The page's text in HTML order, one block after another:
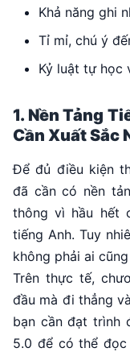
Khả năng ghi
Tỉ mỉ, chú ý
Kỷ luật tự học
1. Nền Tảng
Cần Xuất Sắc
Để đủ điều kiện
đã cần có nền
thông vì hầu hết
tiếng Anh. Tuy
không phải ai
Trên thực tế,
đầu mà đi thẳng
bạn cần đạt trình
5.0 để có thể